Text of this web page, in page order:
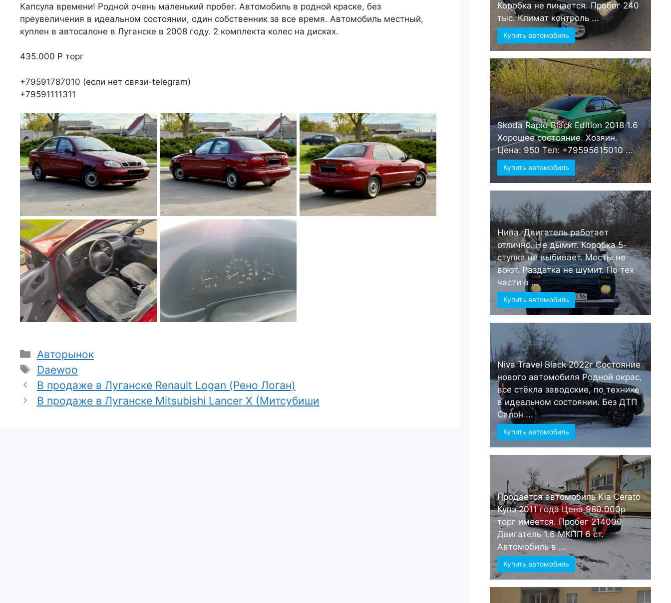
Капсула времени! Родной очень маленький пробег. Автомобиль в родной краске, без
преувеличения в идеальном состоянии, один собственник за все время. Автомобиль местный,
куплен в автосалоне в Луганске в 2008 году. 2 комплекта колес на дисках.
435.000 Р торг
+79591787010 (если нет связи-telegram)
+79591111311
Рубрики
Авторынок
Метки
Daewoo
В продаже в Луганске Renault Logan (Рено Логан)
В продаже в Луганске Mitsubishi Lancer X (Митсубиши
Коробка не пинается. Пробег 240
тыс. Климат контроль ...
Купить автомобиль
Skoda Rapid Black Edition 2018 1.6
Хорошее состояние. Хозяин.
Цена: 950 Тел: +79595615010 ...
Купить автомобиль
Нива. Двигатель работает
отлично. Не дымит. Коробка 5-
ступка не выбивает. Мосты не
воют. Раздатка не шумит. По тех
части в ...
Купить автомобиль
Niva Travel Black 2022г Состояние
нового автомобиля Родной окрас,
все стёкла заводские, по технике
в идеальном состоянии. Без ДТП
Салон ...
Купить автомобиль
Продается автомобиль Kia Cerato
Купэ 2011 года Цена 980.000р
торг имеется. Пробег 214000
Двигатель 1.6 МКПП 6 ст.
Автомобиль в ...
Купить автомобиль